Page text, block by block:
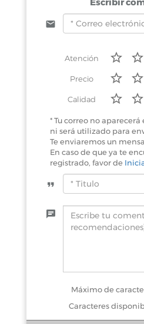
Atención
Precio
Calidad
* Tu correo no
ni será utilizado para
Te enviaremos un
En caso de que ya te
registrado, favor de
Máximo de
Caracteres